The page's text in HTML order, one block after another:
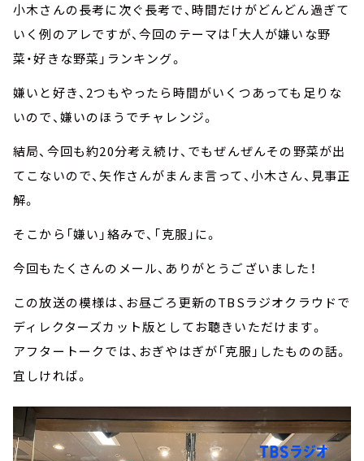
小木さんの長考に次ぐ長考で、時間だけがどんどん過ぎて
いく例のアレですが、今回のテーマは「大人が嫌いな野
菜・好きな野菜」ランキング。
嫌いと好き、2つもやったら時間がいくつあっても足りな
いので、嫌いのほうでチャレンジ。
結局、今回も約20分考え続け、でもぜんぜんその野菜が出
てこないので、矢作さんがまんま言って、小木さん、見事正
解。
そこから「嫌い」絡みで、「克服」に。
今回もたくさんのメール、ありがとうございました！
この放送の模様は、お昼ごろ更新のTBSラジオクラウドで
ディレクターズカット版としてお聴きいただけます。
アフタートークでは、おぎやはぎが「克服」したものの話。
宜しければ。